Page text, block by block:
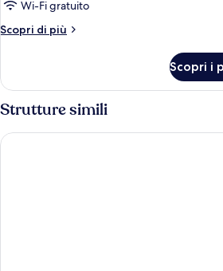
Wi-Fi gratuito
Scopri di più
Altri
Scopri i
Strutture simili
JW Marriott Hotel Kuwait City